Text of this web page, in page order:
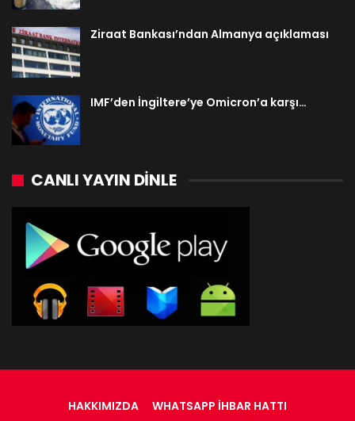
Ziraat Bankası’ndan Almanya açıklaması
IMF’den İngiltere’ye Omicron’a karşı…
CANLI YAYIN DINLE
HAKKIMIZDA
WHATSAPP İHBAR HATTI